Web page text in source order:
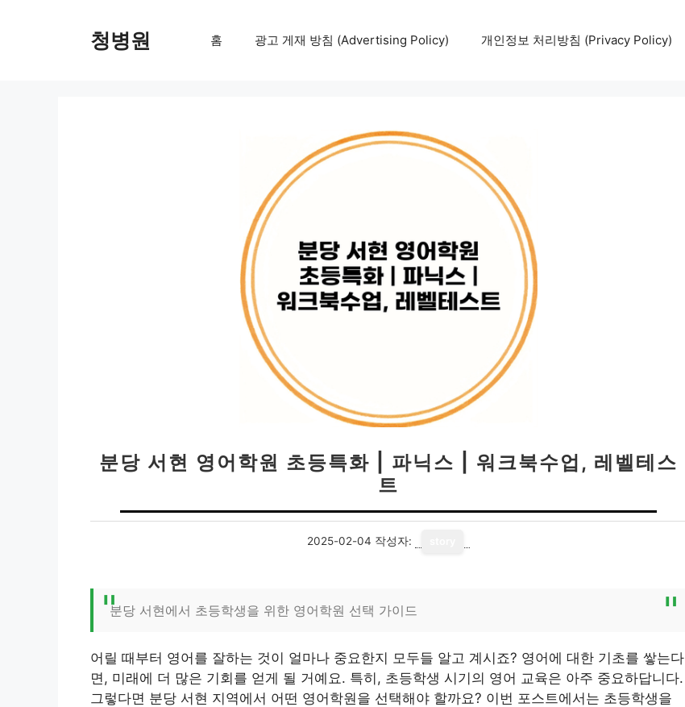
청병원 홈 광고 게재 방침 (Advertising Policy) 개인정보 처리방침 (Privacy Policy)
분당 서현 영어학원 초등특화 | 파닉스 | 워크북수업, 레벨테스
트
2025-02-04 작성자:
분당 서현에서 초등학생을 위한 영어학원 선택 가이드
어릴 때부터 영어를 잘하는 것이 얼마나 중요한지 모두들 알고 계시죠? 영어에 대한 기초를 쌓는다
면, 미래에 더 많은 기회를 얻게 될 거예요. 특히, 초등학생 시기의 영어 교육은 아주 중요하답니다.
그렇다면 분당 서현 지역에서 어떤 영어학원을 선택해야 할까요? 이번 포스트에서는 초등학생을